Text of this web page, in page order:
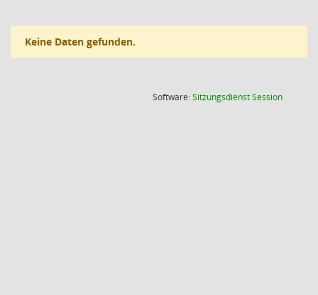
Keine Daten gefunden.
Software:SitzungsdienstSession(Wird in